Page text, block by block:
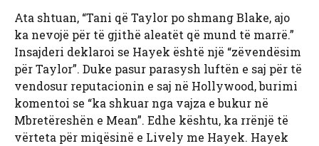
Ata shtuan, “Tani që Taylor po shmang Blake, ajo
ka nevojë për të gjithë aleatët që mund të marrë.”
Insajderi deklaroi se Hayek është një “zëvendësim
për Taylor”. Duke pasur parasysh luftën e saj për të
vendosur reputacionin e saj në Hollywood, burimi
komentoi se “ka shkuar nga vajza e bukur në
Mbretëreshën e Mean”. Edhe kështu, ka rrënjë të
vërteta për miqësinë e Lively me Hayek. Hayek